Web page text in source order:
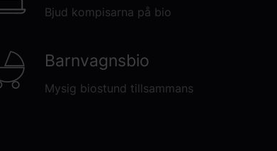
Bjud kompisarna på bio
Barnvagnsbio
Mysig biostund tillsammans